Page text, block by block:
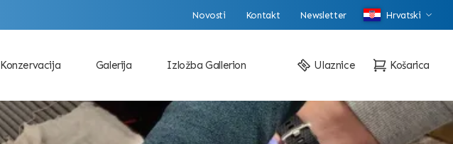
Novosti Kontakt Newsletter Hrvatski
Konzervacija Galerija Izložba Gallerion Ulaznice Košarica